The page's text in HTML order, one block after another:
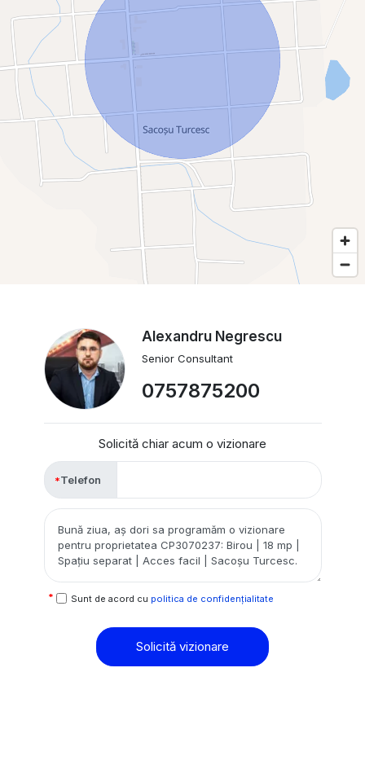
Alexandru Negrescu
Senior Consultant
0757875200
Solicită chiar acum o vizionare
Telefon
Sunt de acord cu politica de confidențialitate
Solicită vizionare